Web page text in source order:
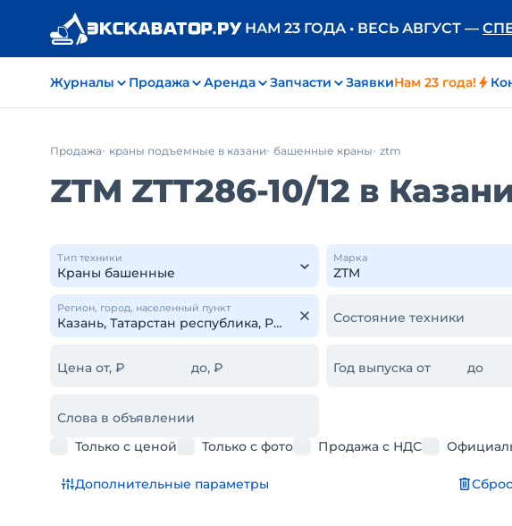
НАМ 23 ГОДА • ВЕСЬ АВГУСТ —
Журналы Продажа Аренда Запчасти ЗаявкиНам 23 года!
Продажа краны подъемные в казани башенные краны ztm
ZTM ZTT286-10/12 в
Тип техники Марка
Регион, город, населенный пункт
Состояние техники
Цена от, ₽ до, ₽ Год выпуска от до
Слова в объявлении
Только с ценой
Только с фото Продажа с НДС
Дополнительные параметры